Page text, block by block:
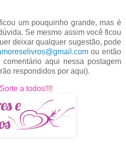
um pouquinho grande, mas é
Se mesmo assim você ficou
deixar qualquer sugestão, pode
ou então
aqui nessa postagem
respondidos por aqui).
a todos!!!!